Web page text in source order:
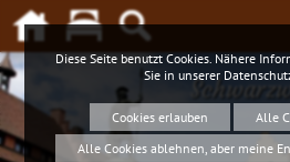
Diese Seite benutzt Cookies. Nähere
Sie in unserer
Cookies erlauben
Alle
Alle Cookies ablehnen, aber meine